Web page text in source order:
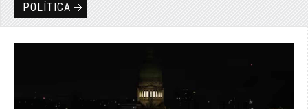
POLÍTICA